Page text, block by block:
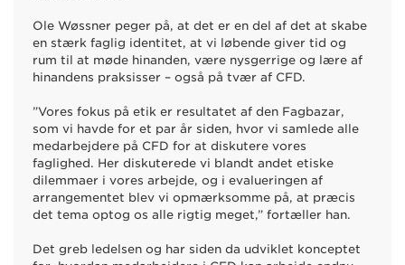
Ole Wøssner peger på, at det er en del af det at skabe
en stærk faglig identitet, at vi løbende giver tid og
rum til at møde hinanden, være nysgerrige og lære af
hinandens praksisser – også på tvær af CFD.
”Vores fokus på etik er resultatet af den Fagbazar,
som vi havde for et par år siden, hvor vi samlede alle
medarbejdere på CFD for at diskutere vores
faglighed. Her diskuterede vi blandt andet etiske
dilemmaer i vores arbejde, og i evalueringen af
arrangementet blev vi opmærksomme på, at præcis
det tema optog os alle rigtig meget,” fortæller han.
Det greb ledelsen og har siden da udviklet konceptet